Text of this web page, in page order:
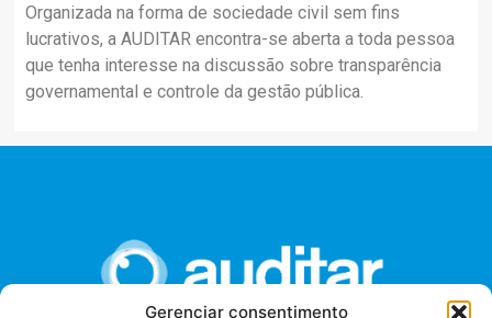
Gerenciar consentimento
Organizada na forma de sociedade civil sem fins
lucrativos, a AUDITAR encontra-se aberta a toda pessoa
que tenha interesse na discussão sobre transparência
governamental e controle da gestão pública.